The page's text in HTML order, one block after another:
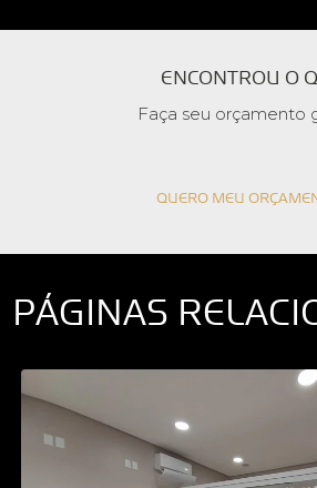
ENCONTROU O
Faça seu orçamento
QUERO MEU
PÁGINAS